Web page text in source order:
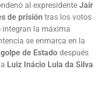
al expresidente Jair
de prisión tras los votos
integran la máxima
se enmarca en la
de Estado después
Luiz Inácio Lula da Silva